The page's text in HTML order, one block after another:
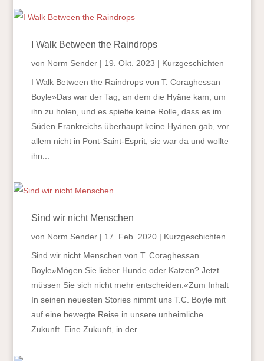
I Walk Between the Raindrops
von Norm Sender| 19. Okt. 2023 | Kurzgeschichten
I Walk Between the Raindrops von T. Coraghessan
Boyle»Das war der Tag, an dem die Hyäne kam, um
ihn zu holen, und es spielte keine Rolle, dass es im
Süden Frankreichs überhaupt keine Hyänen gab, vor
allem nicht in Pont-Saint-Esprit, sie war da und wollte
ihn...
Sind wir nicht Menschen
von Norm Sender| 17. Feb. 2020| Kurzgeschichten
Sind wir nicht Menschen von T. Coraghessan
Boyle»Mögen Sie lieber Hunde oder Katzen? Jetzt
müssen Sie sich nicht mehr entscheiden.«Zum Inhalt
In seinen neuesten Stories nimmt uns T.C. Boyle mit
auf eine bewegte Reise in unsere unheimliche
Zukunft. Eine Zukunft, in der...